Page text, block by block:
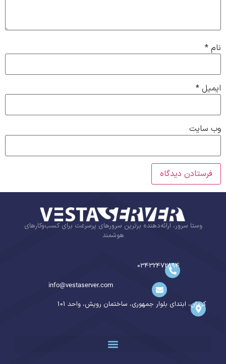
نام *
ایمیل *
وب‌ سایت
وستا سرور، ارائه‌دهنده برترین سرورهای پرسرعت برای کسب‌وکارهای
هوشمند
03432472894
info@vestaserver.com
کرمان، ابتدای بلوار جمهوری، ساختمان رویش، واحد 101